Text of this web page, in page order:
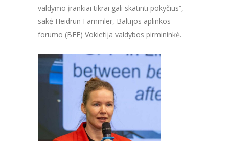
valdymo įrankiai tikrai gali skatinti pokyčius“, –
sakė Heidrun Fammler, Baltijos aplinkos
forumo (BEF) Vokietija valdybos pirmininkė.